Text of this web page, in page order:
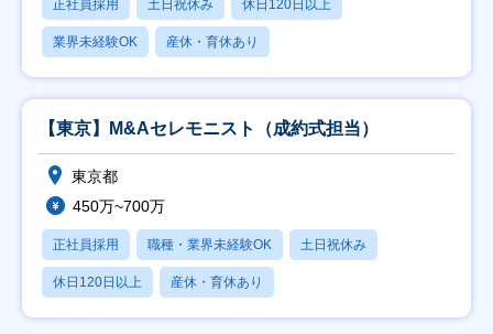
正社員採用 土日祝休み 休日120日以上
業界未経験OK 産休・育休あり
【東京】M&Aセレモニスト（成約式担当）
東京都
450万~700万
正社員採用 職種・業界未経験OK 土日祝休み
休日120日以上 産休・育休あり